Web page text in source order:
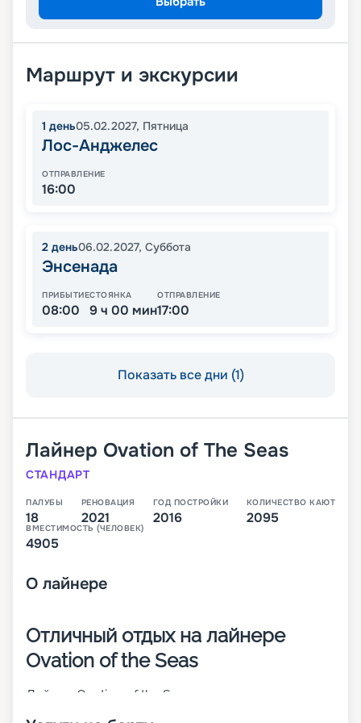
Маршрут и экскурсии
1 день05.02.2027, Пятница
Лос-Анджелес
ОТПРАВЛЕНИЕ
16:00
2 день06.02.2027, Суббота
Энсенада
ПРИБЫТИЕ
08:00
СТОЯНКА
9 ч 00 мин
ОТПРАВЛЕНИЕ
17:00
Показать все дни (1)
Лайнер Ovation of The Seas
СТАНДАРТ
ПАЛУБЫ
18
РЕНОВАЦИЯ
2021
ГОД ПОСТРОЙКИ
2016
КОЛИЧЕСТВО КАЮТ
2095
ВМЕСТИМОСТЬ (ЧЕЛОВЕК)
4905
О лайнере
Отличный отдых на лайнере
Ovation of the Seas
Лайнер Ovation of the Seas – третье судно класса